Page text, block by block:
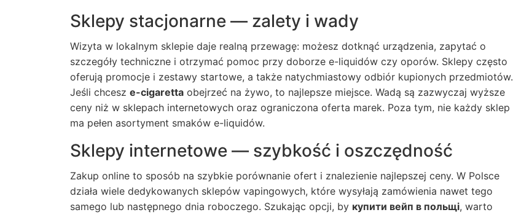
Sklepy stacjonarne — zalety i wady
Wizyta w lokalnym sklepie daje realną przewagę: możesz dotknąć urządzenia, zapytać o
szczegóły techniczne i otrzymać pomoc przy doborze e-liquidów czy oporów. Sklepy często
oferują promocje i zestawy startowe, a także natychmiastowy odbiór kupionych przedmiotów.
Jeśli chcesz e-cigaretta obejrzeć na żywo, to najlepsze miejsce. Wadą są zazwyczaj wyższe
ceny niż w sklepach internetowych oraz ograniczona oferta marek. Poza tym, nie każdy sklep
ma pełen asortyment smaków e-liquidów.
Sklepy internetowe — szybkość i oszczędność
Zakup online to sposób na szybkie porównanie ofert i znalezienie najlepszej ceny. W Polsce
działa wiele dedykowanych sklepów vapingowych, które wysyłają zamówienia nawet tego
samego lub następnego dnia roboczego. Szukając opcji, by купити вейп в польщі, warto